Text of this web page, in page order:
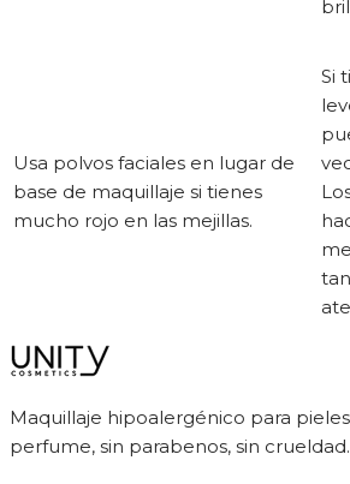
Usa polvos faciales en lugar de
base de maquillaje si tienes
mucho rojo en las mejillas.
Si
Maquillaje hipoalergénico para pieles
perfume, sin parabenos, sin crueldad.